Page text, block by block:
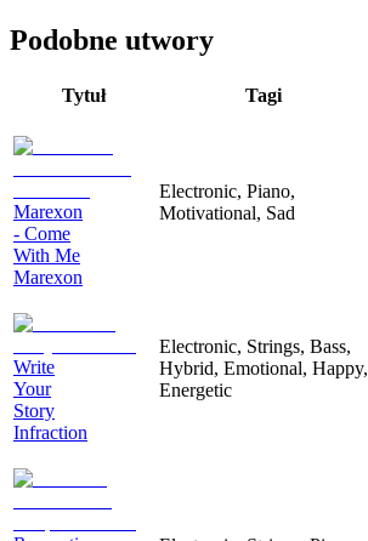
Podobne utwory
Tytuł Tagi
Marexon
- Come
With Me
Marexon
Electronic, Piano,
Motivational, Sad
Write
Your
Story
Infraction
Electronic, Strings, Bass,
Hybrid, Emotional, Happy,
Energetic